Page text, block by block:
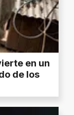
en un
de los